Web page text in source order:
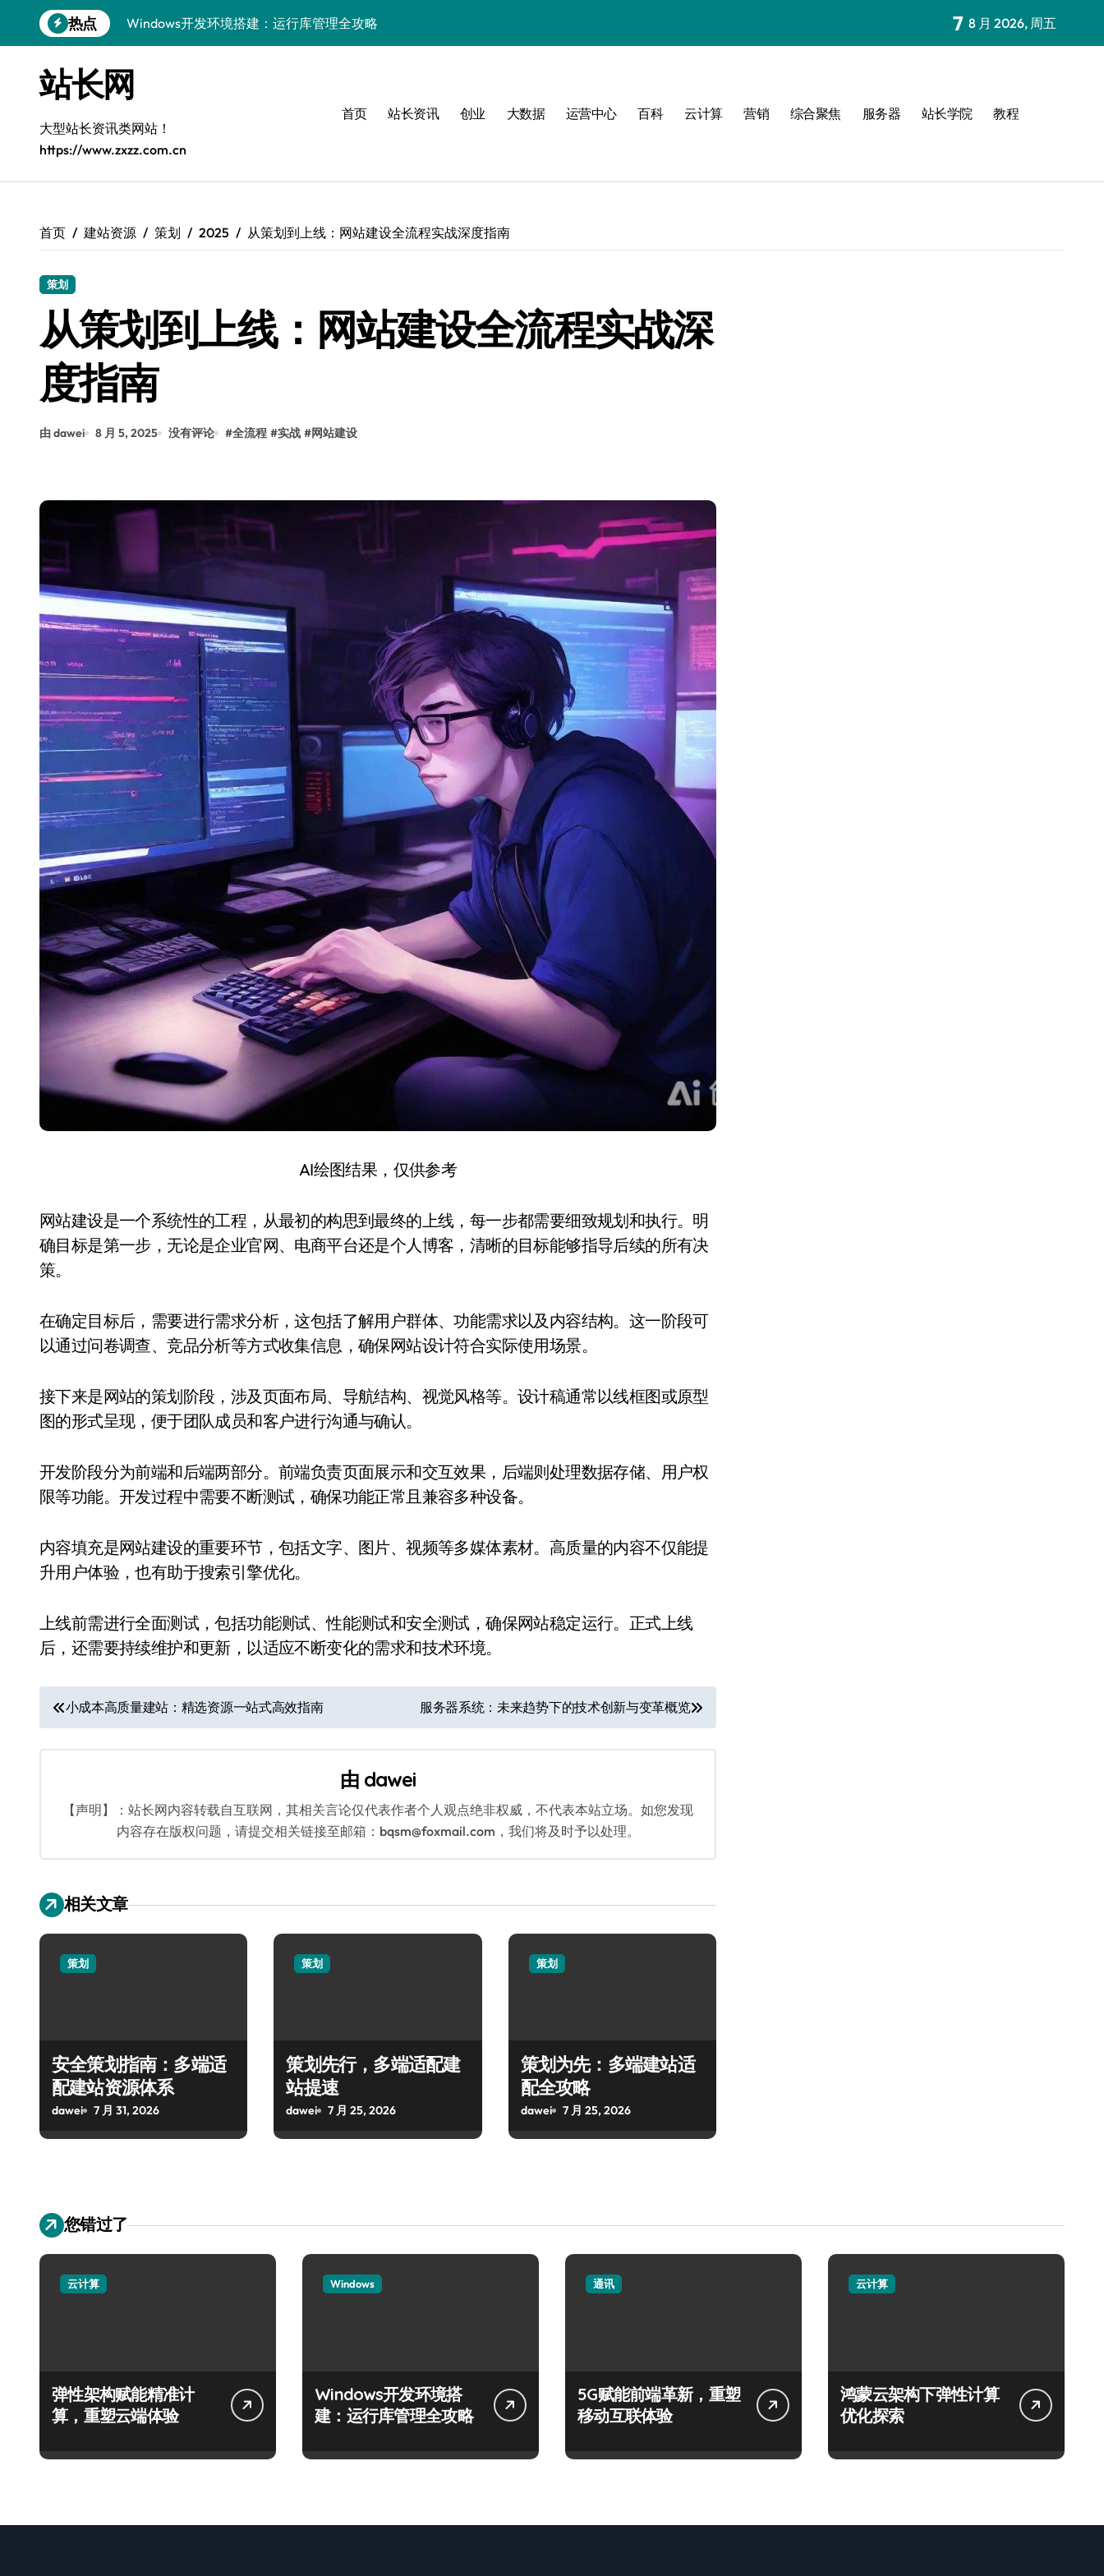
到
热点
Windows开发环境搭建：运行库管理全攻略
鸿蒙云架构下弹性计算优化探索
计算机视觉索引漏洞深度剖析与修复
弹性计算重塑云架构：降本增效实战指南
驭5G之速，铸iOS移动互联新标杆
快速定位漏洞，优化索引效率
弹性架构赋能精准计算，重塑云端体验
7 8 月 2026, 周五
站长网
大型站长资讯类网站！
https://www.zxzz.com.cn
首页 站长资讯 创业 大数据 运营中心 百科 云计算 营销 综合聚焦 服务器 站长学院 教程
首页 建站资源 策划 2025 从策划到上线：网站建设全流程实战深度指南
策划
从策划到上线：网站建设全流程实战深
度指南
由 dawei 8 月 5, 2025 没有评论 #全流程 #实战 #网站建设
AI绘图结果，仅供参考
网站建设是一个系统性的工程，从最初的构思到最终的上线，每一步都需要细致规划和执行。明
确目标是第一步，无论是企业官网、电商平台还是个人博客，清晰的目标能够指导后续的所有决
策。
在确定目标后，需要进行需求分析，这包括了解用户群体、功能需求以及内容结构。这一阶段可
以通过问卷调查、竞品分析等方式收集信息，确保网站设计符合实际使用场景。
接下来是网站的策划阶段，涉及页面布局、导航结构、视觉风格等。设计稿通常以线框图或原型
图的形式呈现，便于团队成员和客户进行沟通与确认。
开发阶段分为前端和后端两部分。前端负责页面展示和交互效果，后端则处理数据存储、用户权
限等功能。开发过程中需要不断测试，确保功能正常且兼容多种设备。
内容填充是网站建设的重要环节，包括文字、图片、视频等多媒体素材。高质量的内容不仅能提
升用户体验，也有助于搜索引擎优化。
上线前需进行全面测试，包括功能测试、性能测试和安全测试，确保网站稳定运行。正式上线
后，还需要持续维护和更新，以适应不断变化的需求和技术环境。
文
章
小成本高质量建站：精选资源一站式高效指南 服务器系统：未来趋势下的技术创新与变革概览
由 dawei
【声明】：站长网内容转载自互联网，其相关言论仅代表作者个人观点绝非权威，不代表本站立场。如您发现
内容存在版权问题，请提交相关链接至邮箱：bqsm@foxmail.com，我们将及时予以处理。
相关文章
策划
安全策划指南：多端适
配建站资源体系
dawei 7 月 31, 2026
策划
策划先行，多端适配建
站提速
dawei 7 月 25, 2026
策划
策划为先：多端建站适
配全攻略
dawei 7 月 25, 2026
您错过了
云计算
弹性架构赋能精准计
算，重塑云端体验
Windows
Windows开发环境搭
建：运行库管理全攻略
通讯
5G赋能前端革新，重塑
移动互联体验
云计算
鸿蒙云架构下弹性计算
优化探索